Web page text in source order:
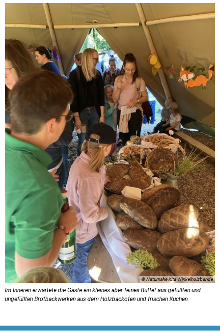
© Naturnahe Kita Winkelholzbande
Im Inneren erwartete die Gäste ein kleines aber feines Buffet aus gefüllten und
ungefüllten Brotbackwerken aus dem Holzbackofen und frischen Kuchen.